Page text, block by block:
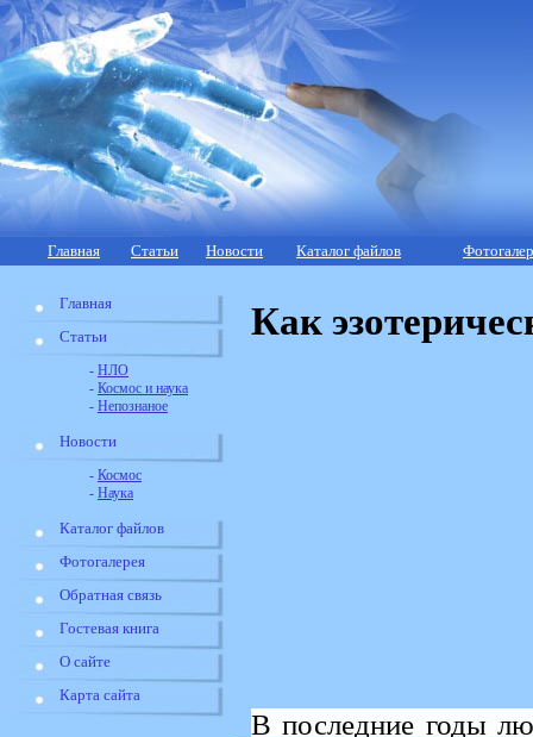
Главная Статьи Новости Каталог файлов
Главная
Статьи
- НЛО
- Космос и наука
- Непознаное
Новости
- Космос
- Наука
Каталог файлов
Фотогалерея
Обратная связь
Гостевая книга
О сайте
Карта сайта
Как
В последние годы